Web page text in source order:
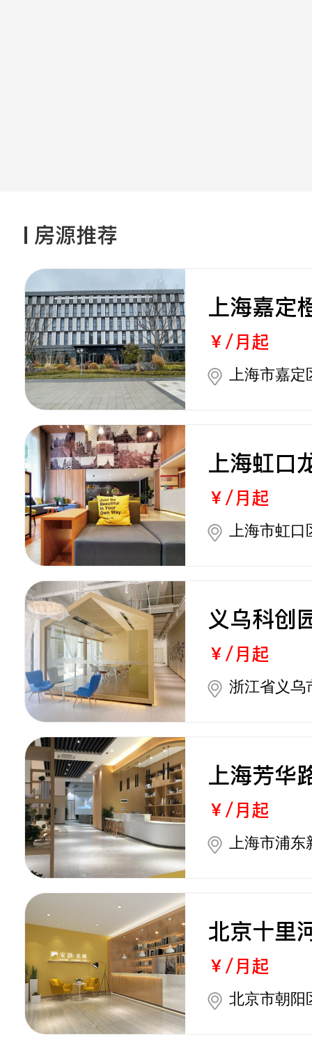
房源推荐
上海嘉定
￥/月起
上海市嘉定
上海虹口
￥/月起
上海市虹口
义乌科创
￥/月起
浙江省义乌
上海芳华
￥/月起
上海市浦东
北京十里
￥/月起
北京市朝阳